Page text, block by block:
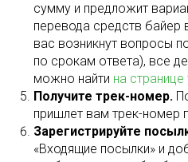
сумму и предложит
перевода средств байер
вас возникнут вопросы
по срокам ответа), все
можно найти на странице
Получите трек-номер.
пришлет вам трек-номер
Зарегистрируйте
«Входящие посылки» и